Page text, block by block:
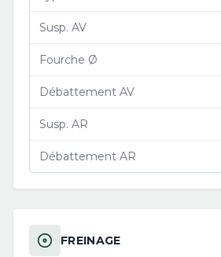
Susp. AV
Fourche Ø
Débattement AV
Susp. AR
Débattement AR
FREINAGE